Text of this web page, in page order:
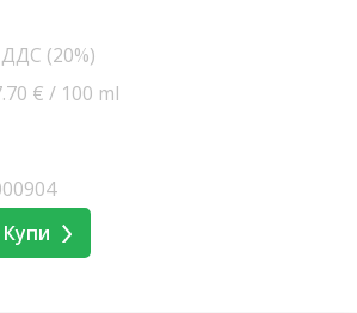
(20%)
€ / 100 ml
Купи